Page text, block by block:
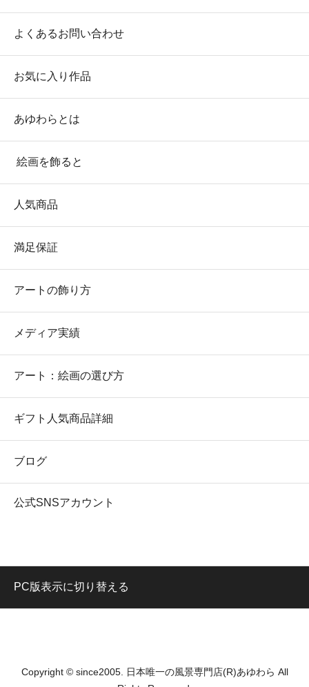
よくあるお問い合わせ
お気に入り作品
あゆわらとは
絵画を飾ると
人気商品
満足保証
アートの飾り方
メディア実績
アート：絵画の選び方
ギフト人気商品詳細
ブログ
公式SNSアカウント
PC版表示に切り替える
Copyright © since2005. 日本唯一の風景専門店(R)あゆわら All